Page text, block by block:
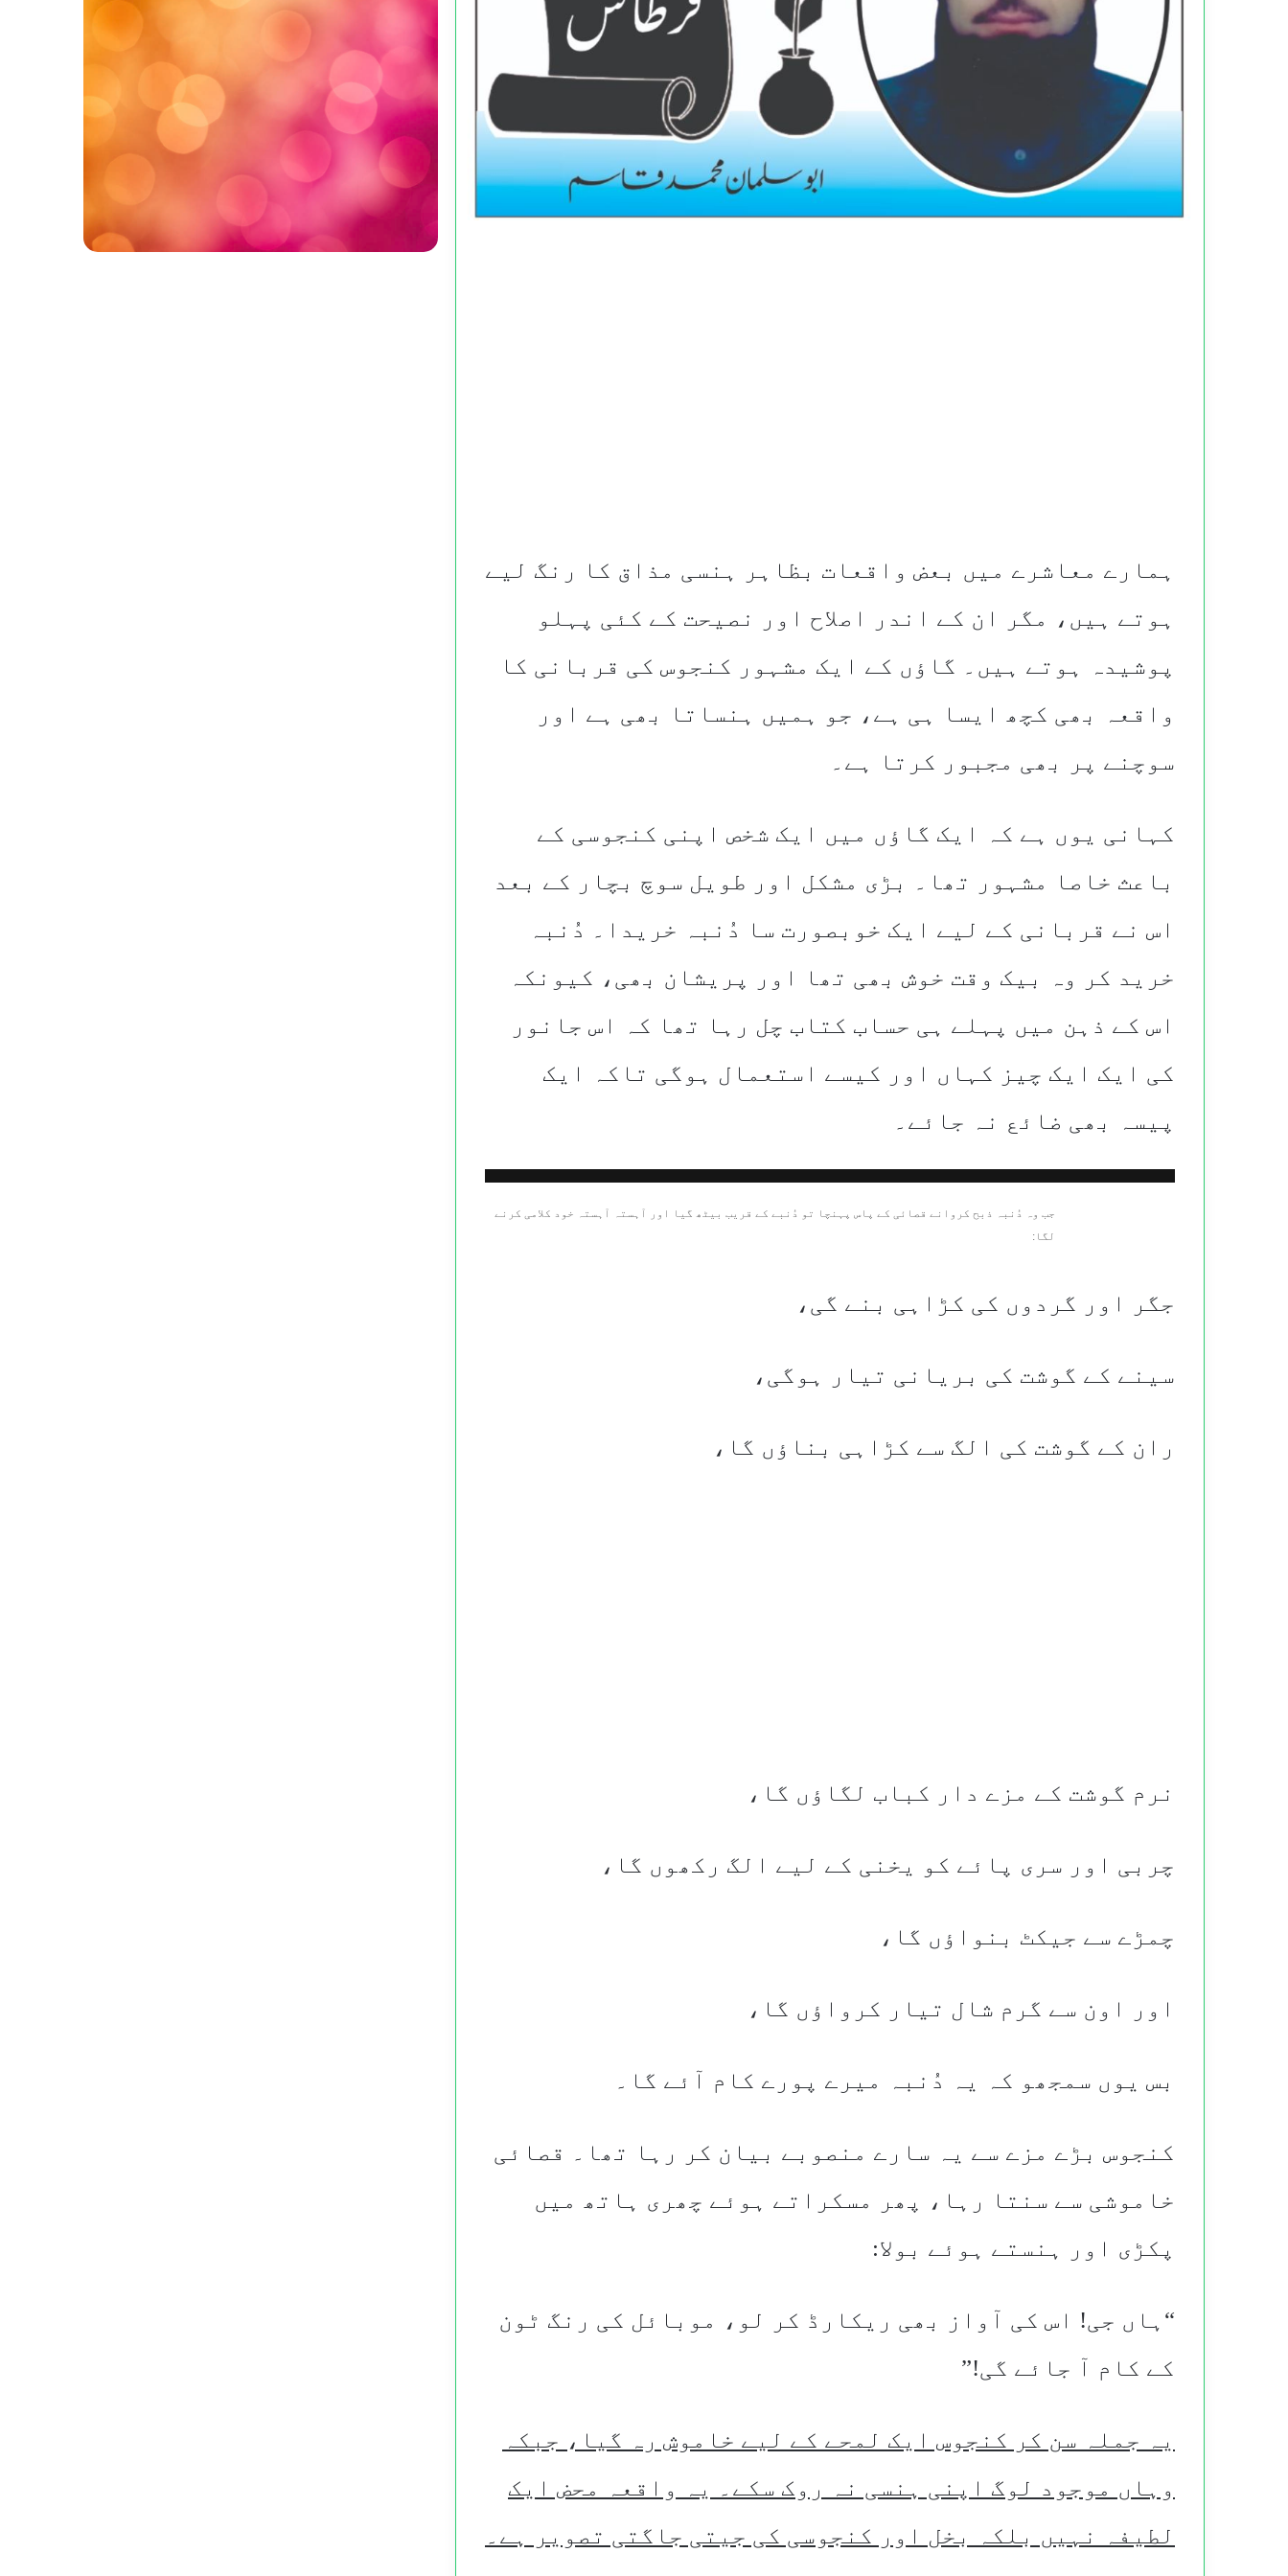
ہمارے معاشرے میں بعض واقعات بظاہر ہنسی مذاق کا رنگ لیے
ہوتے ہیں، مگر ان کے اندر اصلاح اور نصیحت کے کئی پہلو
پوشیدہ ہوتے ہیں۔ گاؤں کے ایک مشہور کنجوس کی قربانی کا
واقعہ بھی کچھ ایسا ہی ہے، جو ہمیں ہنساتا بھی ہے اور
سوچنے پر بھی مجبور کرتا ہے۔
کہانی یوں ہے کہ ایک گاؤں میں ایک شخص اپنی کنجوسی کے
باعث خاصا مشہور تھا۔ بڑی مشکل اور طویل سوچ بچار کے بعد
اس نے قربانی کے لیے ایک خوبصورت سا دُنبہ خریدا۔ دُنبہ
خرید کر وہ بیک وقت خوش بھی تھا اور پریشان بھی، کیونکہ
اس کے ذہن میں پہلے ہی حساب کتاب چل رہا تھا کہ اس جانور
کی ایک ایک چیز کہاں اور کیسے استعمال ہوگی تاکہ ایک
پیسہ بھی ضائع نہ جائے۔
جب وہ دُنبہ ذبح کروانے قصائی کے پاس پہنچا تو دُنبے کے قریب بیٹھ گیا اور آہستہ آہستہ خود کلامی کرنے
لگا:
جگر اور گردوں کی کڑاہی بنے گی،
سینے کے گوشت کی بریانی تیار ہوگی،
ران کے گوشت کی الگ سے کڑاہی بناؤں گا،
نرم گوشت کے مزے دار کباب لگاؤں گا،
چربی اور سری پائے کو یخنی کے لیے الگ رکھوں گا،
چمڑے سے جیکٹ بنواؤں گا،
اور اون سے گرم شال تیار کرواؤں گا،
بس یوں سمجھو کہ یہ دُنبہ میرے پورے کام آئے گا۔
کنجوس بڑے مزے سے یہ سارے منصوبے بیان کر رہا تھا۔ قصائی
خاموشی سے سنتا رہا، پھر مسکراتے ہوئے چھری ہاتھ میں
پکڑی اور ہنستے ہوئے بولا:
“ہاں جی! اس کی آواز بھی ریکارڈ کر لو، موبائل کی رنگ ٹون
کے کام آ جائے گی!”
یہ جملہ سن کر کنجوس ایک لمحے کے لیے خاموش رہ گیا، جبکہ
وہاں موجود لوگ اپنی ہنسی نہ روک سکے۔ یہ واقعہ محض ایک
لطیفہ نہیں بلکہ بخل اور کنجوسی کی جیتی جاگتی تصویر ہے۔